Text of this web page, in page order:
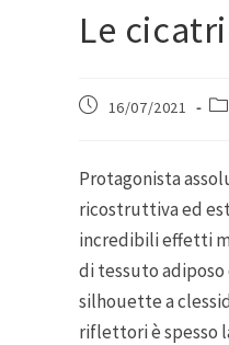
Le
16/07/2021
Protagonista
ricostruttiva ed
incredibili effetti
di tessuto
silhouette a
riflettori è spesso